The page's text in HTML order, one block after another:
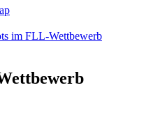
im FLL-Wettbewerb